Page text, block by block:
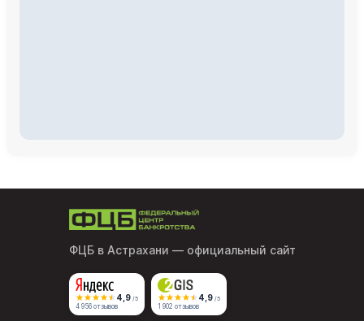
ФЦБ в Астрахани — официальный сайт
4,9 /5
4 956 отзывов
4,9 /5
1 902 отзывов